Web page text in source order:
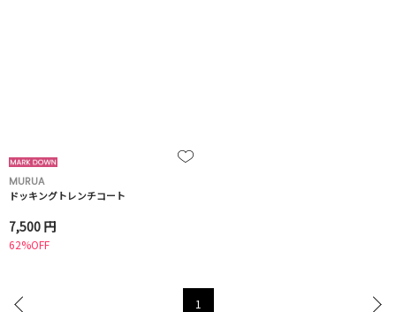
MURUA
ドッキングトレンチコート
7,500 円
62%OFF
1